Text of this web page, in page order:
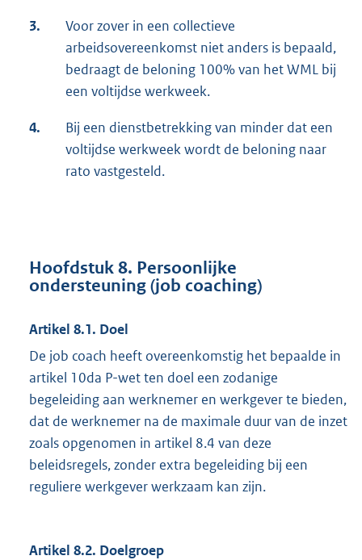
3.
Voor zover in een collectieve
arbeidsovereenkomst niet anders is bepaald,
bedraagt de beloning 100% van het WML bij
een voltijdse werkweek.
4.
Bij een dienstbetrekking van minder dat een
voltijdse werkweek wordt de beloning naar
rato vastgesteld.
Hoofdstuk 8. Persoonlijke
ondersteuning (job coaching)
Artikel 8.1. Doel
De job coach heeft overeenkomstig het bepaalde in
artikel 10da P-wet ten doel een zodanige
begeleiding aan werknemer en werkgever te bieden,
dat de werknemer na de maximale duur van de inzet
zoals opgenomen in artikel 8.4 van deze
beleidsregels, zonder extra begeleiding bij een
reguliere werkgever werkzaam kan zijn.
Artikel 8.2. Doelgroep